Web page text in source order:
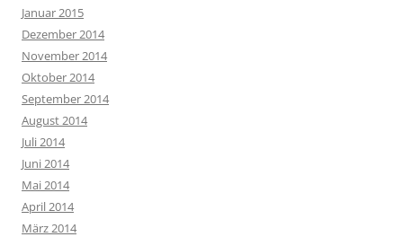
Januar 2015
Dezember 2014
November 2014
Oktober 2014
September 2014
August 2014
Juli 2014
Juni 2014
Mai 2014
April 2014
März 2014